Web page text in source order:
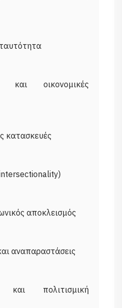
και οικονομικές
κατασκευές
αποκλεισμός
αναπαραστάσεις
και πολιτισμική